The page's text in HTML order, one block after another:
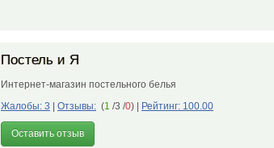
Постель и Я
Интернет-магазин постельного белья
Жалобы: 3
Отзывы: (1 /3 /0) Рейтинг: 100.00
Оставить отзыв